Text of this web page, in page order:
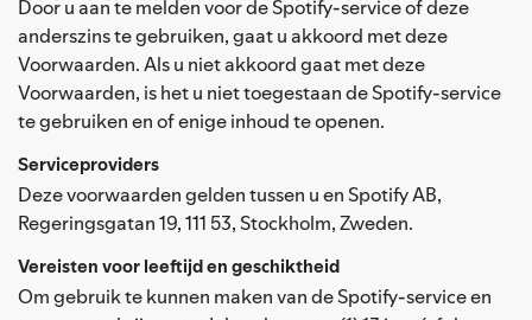
Door u aan te melden voor de Spotify-service of deze
anderszins te gebruiken, gaat u akkoord met deze
Voorwaarden. Als u niet akkoord gaat met deze
Voorwaarden, is het u niet toegestaan de Spotify-service
te gebruiken en of enige inhoud te openen.
Serviceproviders
Deze voorwaarden gelden tussen u en Spotify AB,
Regeringsgatan 19, 111 53, Stockholm, Zweden.
Vereisten voor leeftijd en geschiktheid
Om gebruik te kunnen maken van de Spotify-service en